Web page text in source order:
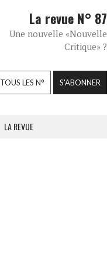
La revue N° 87
Une nouvelle «Nouvelle
Critique» ?
TOUS LES N° S'ABONNER
LA REVUE